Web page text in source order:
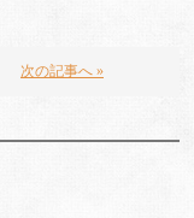
次の記事へ »